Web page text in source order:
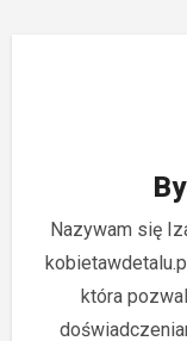
By
Nazywam się
która